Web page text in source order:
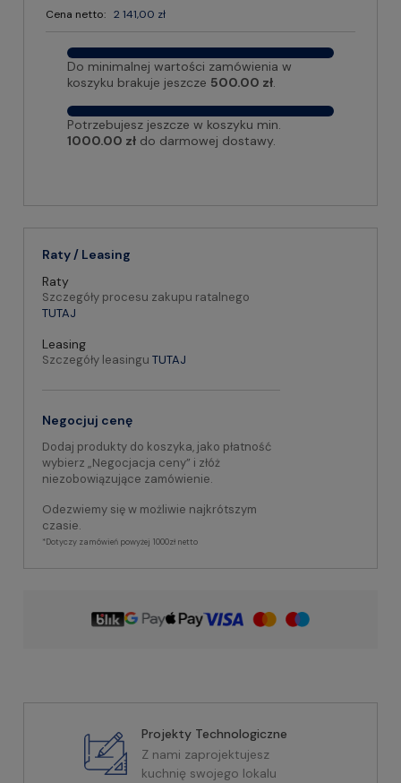
Cena netto: 2 141,00 zł
Do minimalnej wartości zamówienia w
koszyku brakuje jeszcze 500.00 zł.
Potrzebujesz jeszcze w koszyku min.
1000.00 zł do darmowej dostawy.
Raty / Leasing
Raty
Szczegóły procesu zakupu ratalnego
TUTAJ
Leasing
Szczegóły leasingu TUTAJ
Negocjuj cenę
Dodaj produkty do koszyka, jako płatność
wybierz „Negocjacja ceny” i złóż
niezobowiązujące zamówienie.
Odezwiemy się w możliwie najkrótszym
czasie.
*Dotyczy zamówień powyżej 1000zł netto
Projekty Technologiczne
Z nami zaprojektujesz
kuchnię swojego lokalu